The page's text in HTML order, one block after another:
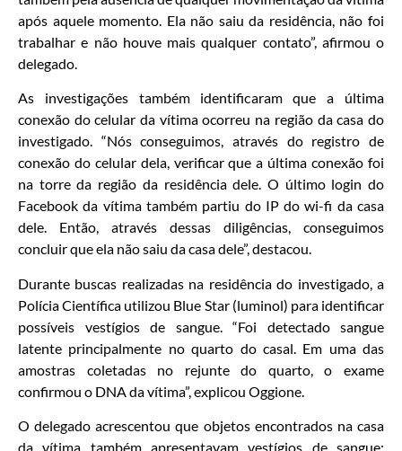
após aquele momento. Ela não saiu da residência, não foi
trabalhar e não houve mais qualquer contato”, afirmou o
delegado.
As investigações também identificaram que a última
conexão do celular da vítima ocorreu na região da casa do
investigado. “Nós conseguimos, através do registro de
conexão do celular dela, verificar que a última conexão foi
na torre da região da residência dele. O último login do
Facebook da vítima também partiu do IP do wi-fi da casa
dele. Então, através dessas diligências, conseguimos
concluir que ela não saiu da casa dele”, destacou.
Durante buscas realizadas na residência do investigado, a
Polícia Científica utilizou Blue Star (luminol) para identificar
possíveis vestígios de sangue. “Foi detectado sangue
latente principalmente no quarto do casal. Em uma das
amostras coletadas no rejunte do quarto, o exame
confirmou o DNA da vítima”, explicou Oggione.
O delegado acrescentou que objetos encontrados na casa
da vítima também apresentavam vestígios de sangue: